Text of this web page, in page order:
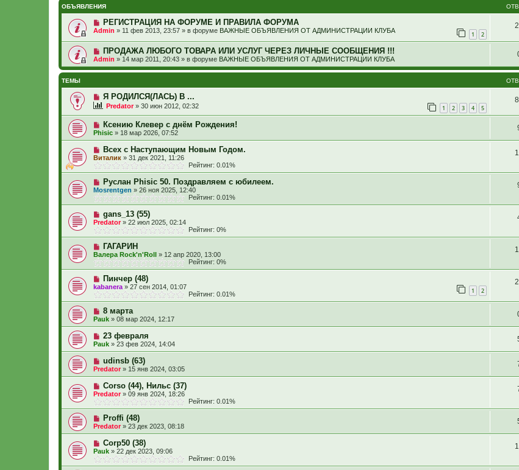
ОБЪЯВЛЕНИЯ
РЕГИСТРАЦИЯ НА ФОРУМЕ И ПРАВИЛА ФОРУМА
Admin » 11 фев 2013, 23:57 » в форуме ВАЖНЫЕ ОБЪЯВЛЕНИЯ ОТ АДМИНИСТРАЦИИ КЛУБА 1 2
ПРОДАЖА ЛЮБОГО ТОВАРА ИЛИ УСЛУГ ЧЕРЕЗ ЛИЧНЫЕ СООБЩЕНИЯ !!!
Admin » 14 мар 2011, 20:43 » в форуме ВАЖНЫЕ ОБЪЯВЛЕНИЯ ОТ АДМИНИСТРАЦИИ КЛУБА
ТЕМЫ
Я РОДИЛСЯ(ЛАСЬ) В ...
Predator» 30 июн 2012, 02:32 1 2 3 4 5
Ксению Клевер с днём Рождения!
Phisic » 18 мар 2026, 07:52
Всех с Наступающим Новым Годом.
Виталик » 31 дек 2021, 11:26
Рейтинг: 0.01%
Руслан Phisic 50. Поздравляем с юбилеем.
Mosrentgen » 26 ноя 2025, 12:40
Рейтинг: 0.01%
gans_13 (55)
Predator» 22 июл 2025, 02:14
Рейтинг: 0%
ГАГАРИН
Валера Rock'n'Roll » 12 апр 2020, 13:00
Рейтинг: 0%
Пинчер (48)
kabanera » 27 сен 2014, 01:07 1 2
Рейтинг: 0.01%
8 марта
Pauk » 08 мар 2024, 12:17
23 февраля
Pauk » 23 фев 2024, 14:04
udinsb (63)
Predator» 15 янв 2024, 03:05
Corso (44), Нильс (37)
Predator» 09 янв 2024, 18:26
Рейтинг: 0.01%
Proffi (48)
Predator» 23 дек 2023, 08:18
Corp50 (38)
Pauk » 22 дек 2023, 09:06
Рейтинг: 0.01%